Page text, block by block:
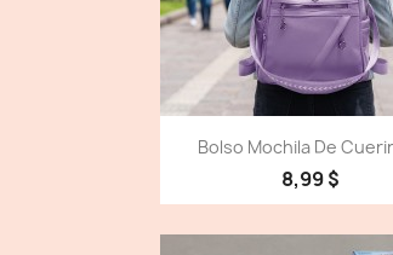
Vista
Bolso Mochila De
8,99 $